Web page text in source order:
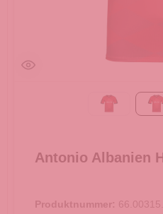
Antonio Albanien
Produktnummer: